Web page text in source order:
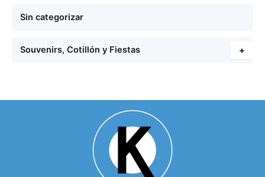
Sin categorizar
Souvenirs, Cotillón y Fiestas +